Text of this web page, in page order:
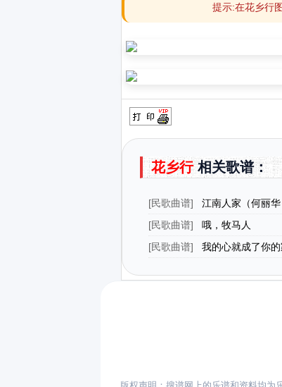
提示:在花乡行
花乡行相关歌谱：
[民歌曲谱]
江南人家（何丽
曲）
[民歌曲谱] 哦，牧马人
[民歌曲谱] 我的心就成了你的